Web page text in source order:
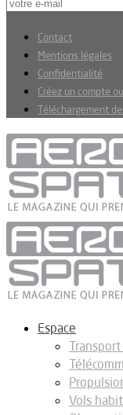
Contact
Mentions légales
Confidentialité
Créez un compte
Téléchargement
Espace
Vols